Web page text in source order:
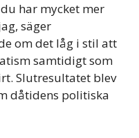
har mycket mer
säger
om det låg i stil att
samtidigt som
Slutresultatet blev
dåtidens politiska